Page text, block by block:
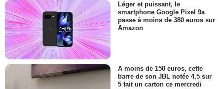
Léger et puissant, le
smartphone Google Pixel 9a
passe à moins de 380 euros sur
Amazon
A moins de 150 euros, cette
barre de son JBL notée 4,5 sur
5 fait un carton ce mercredi